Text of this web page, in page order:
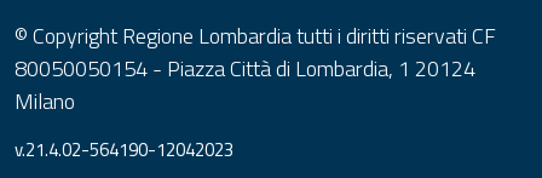
© Copyright Regione Lombardia tutti i diritti riservati CF
80050050154 - Piazza Città di Lombardia, 1 20124
Milano
v.21.4.02-564190-12042023